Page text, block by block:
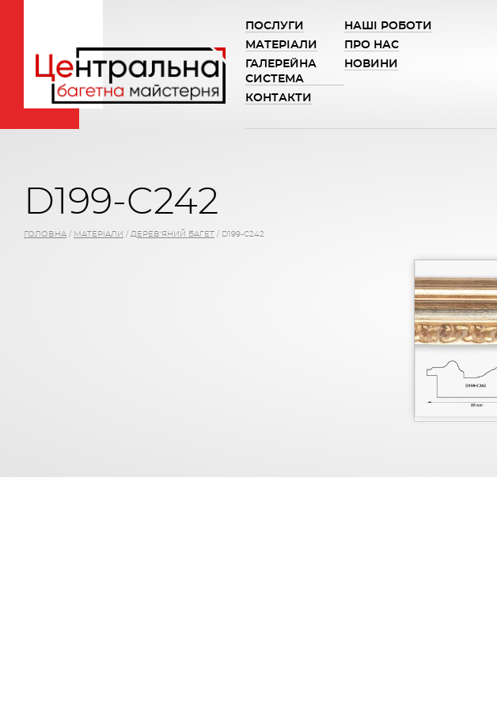
ПОСЛУГИ
НАШІ РОБОТИ
МАТЕРІАЛИ
ПРО НАС
ГАЛЕРЕЙНА
СИСТЕМА
НОВИНИ
КОНТАКТИ
D199-C242
ГОЛОВНА / МАТЕРІАЛИ / ДЕРЕВ'ЯНИЙ БАГЕТ / D199-C242